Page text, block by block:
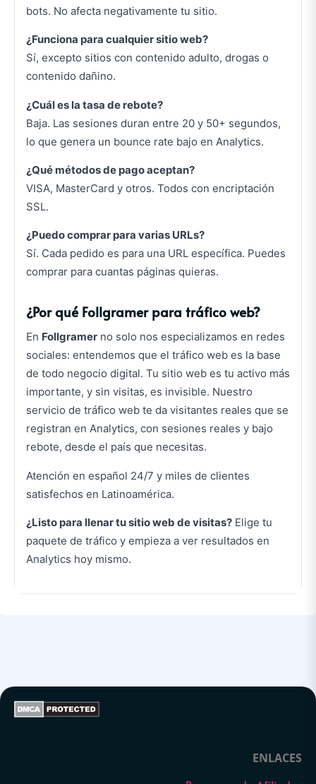
bots. No afecta negativamente tu sitio.
¿Funciona para cualquier sitio web?
Sí, excepto sitios con contenido adulto, drogas o
contenido dañino.
¿Cuál es la tasa de rebote?
Baja. Las sesiones duran entre 20 y 50+ segundos,
lo que genera un bounce rate bajo en Analytics.
¿Qué métodos de pago aceptan?
VISA, MasterCard y otros. Todos con encriptación
SSL.
¿Puedo comprar para varias URLs?
Sí. Cada pedido es para una URL específica. Puedes
comprar para cuantas páginas quieras.
¿Por qué Follgramer para tráfico web?
En Follgramer no solo nos especializamos en redes
sociales: entendemos que el tráfico web es la base
de todo negocio digital. Tu sitio web es tu activo más
importante, y sin visitas, es invisible. Nuestro
servicio de tráfico web te da visitantes reales que se
registran en Analytics, con sesiones reales y bajo
rebote, desde el país que necesitas.
Atención en español 24/7 y miles de clientes
satisfechos en Latinoamérica.
¿Listo para llenar tu sitio web de visitas? Elige tu
paquete de tráfico y empieza a ver resultados en
Analytics hoy mismo.
ENLACES